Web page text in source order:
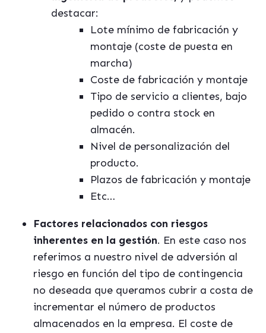
destacar:
Lote mínimo de fabricación y
montaje (coste de puesta en
marcha)
Coste de fabricación y montaje
Tipo de servicio a clientes, bajo
pedido o contra stock en
almacén.
Nivel de personalización del
producto.
Plazos de fabricación y montaje
Etc…
Factores relacionados con riesgos
inherentes en la gestión. En este caso nos
referimos a nuestro nivel de adversión al
riesgo en función del tipo de contingencia
no deseada que queramos cubrir a costa de
incrementar el número de productos
almacenados en la empresa. El coste de